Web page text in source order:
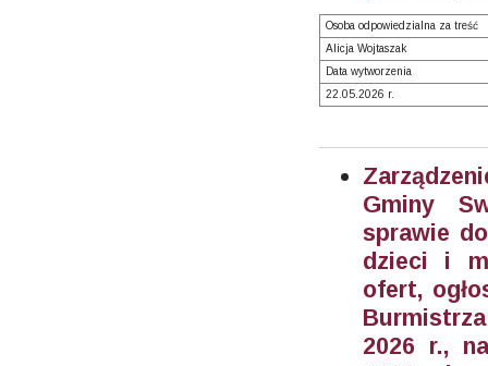
Osoba odpowiedzialna za treść
Alicja Wojtaszak
Data wytworzenia
22.05.2026 r.
Gminy
sprawie
dzieci i
ofert,
2026 r.,